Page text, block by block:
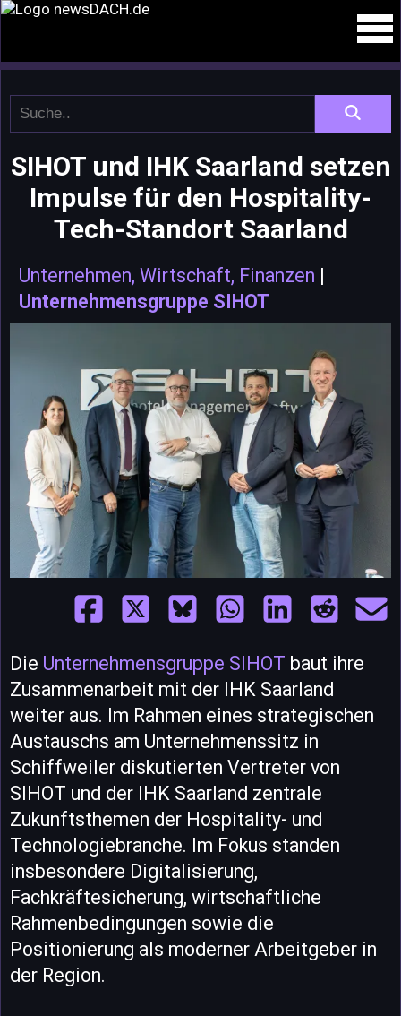
SIHOT und IHK Saarland setzen
Impulse für den Hospitality-
Tech-Standort Saarland
Unternehmen, Wirtschaft, Finanzen |
Unternehmensgruppe SIHOT
Die Unternehmensgruppe SIHOT baut ihre
Zusammenarbeit mit der IHK Saarland
weiter aus. Im Rahmen eines strategischen
Austauschs am Unternehmenssitz in
Schiffweiler diskutierten Vertreter von
SIHOT und der IHK Saarland zentrale
Zukunftsthemen der Hospitality- und
Technologiebranche. Im Fokus standen
insbesondere Digitalisierung,
Fachkräftesicherung, wirtschaftliche
Rahmenbedingungen sowie die
Positionierung als moderner Arbeitgeber in
der Region.